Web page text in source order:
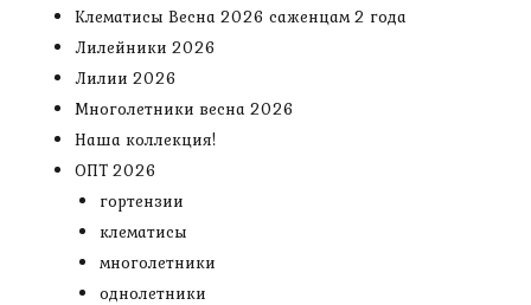
Клематисы Весна 2026 саженцам 2 года
Лилейники 2026
Лилии 2026
Многолетники весна 2026
Наша коллекция!
ОПТ 2026
гортензии
клематисы
многолетники
однолетники